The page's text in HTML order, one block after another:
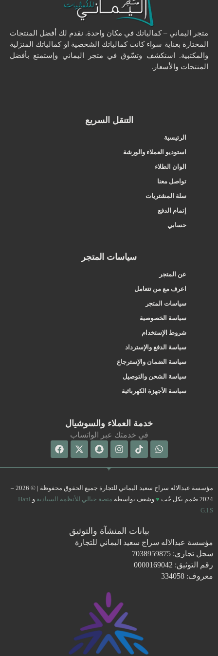
متجر اليماني – كمالياتك في مكان واحدة. نقدم لك أفضل المنتجات
المختارة بعناية سواء كانت كمالياتك الشخصية او كمالياتك المنزلية
والمكتبية. استكشف وتسّوق في متجر اليماني وإستمتع بأفضل
المنتجات والأسعار.
التنقل السريع
الرئيسية
استوديو العملاء والورشة
الوان الطلاء
تواصل معنا
سلة المشتريات
إتمام الدفع
حسابي
سياسات المتجر
عن المتجر
اعرف مع من تتعامل
سياسات المتجر
سياسة الخصوصية
شروط الإستخدام
سياسة الدفع والإسترداد
سياسة الضمان والإسترجاع
سياسة الشحن والتوصيل
سياسة الأجهزة الكهربائية
خدمة العملاء والسوشيال
في خدمتك عبر الواتساب
Whatsapp
Tiktok
Instagram
Snapchat
X-
twitter
Facebook
مؤسسة عبدالاله سراج سعيد اليماني للتجارة جميع الحقوق محفوظة | © 2026 –
2024 صُمم بكل حُب
♥ وشغف بواسطة منصة خيالي للأنظمة السيادية و Hani
G.I.S
بيانات المنشآة والتوثيق
مؤسسة عبدالاله سراج سعيد اليماني للتجارة
سجل تجاري: 7038959875
رقم التوثيق: 0000169042
معروف: 334058